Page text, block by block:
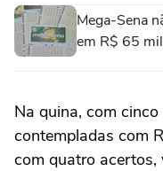
Mega-Sena
em R$ 65
Na quina, com
contempladas com
com quatro